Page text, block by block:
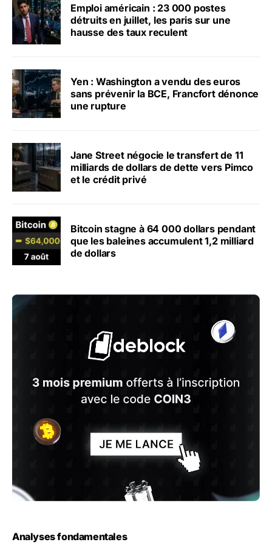
Emploi américain : 23 000 postes
détruits en juillet, les paris sur une
hausse des taux reculent
Yen : Washington a vendu des euros
sans prévenir la BCE, Francfort dénonce
une rupture
Jane Street négocie le transfert de 11
milliards de dollars de dette vers Pimco
et le crédit privé
Bitcoin stagne à 64 000 dollars pendant
que les baleines accumulent 1,2 milliard
de dollars
Analyses fondamentales